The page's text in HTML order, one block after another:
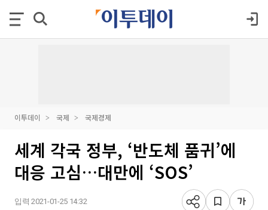
이투데이 국제 국제경제
세계 각국 정부, ‘반도체 품귀’에
대응 고심…대만에 ‘SOS’
입력 2021-01-25 14:32